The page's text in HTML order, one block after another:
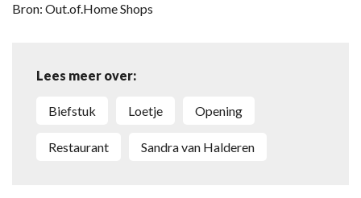
Bron: Out.of.Home Shops
Lees meer over:
biefstuk Loetje opening
restaurant Sandra van Halderen